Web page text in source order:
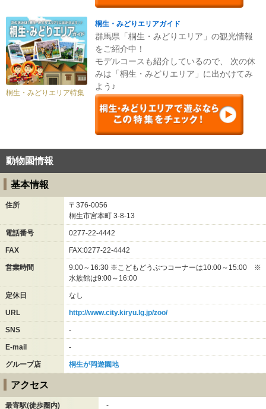
桐生・みどりエリア特集
桐生・みどりエリアガイド
群馬県「桐生・みどりエリア」の観光情報
をご紹介中！
モデルコースも紹介しているので、 次の休
みは「桐生・みどりエリア」に出かけてみ
よう♪
動物園情報
基本情報
住所
〒376-0056
桐生市宮本町 3-8-13
電話番号 0277-22-4442
FAX FAX:0277-22-4442
営業時間
9:00～16:30 ※こどもどうぶつコーナーは10:00～15:00 ※
水族館は9:00～16:00
定休日 なし
URL http://www.city.kiryu.lg.jp/zoo/
SNS -
E-mail -
グループ店 桐生が岡遊園地
アクセス
最寄駅(徒歩圏内) -